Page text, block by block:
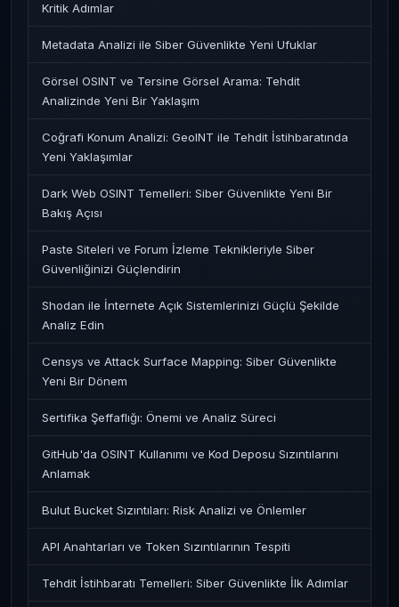
Kritik Adımlar
Metadata Analizi ile Siber Güvenlikte Yeni Ufuklar
Görsel OSINT ve Tersine Görsel Arama: Tehdit
Analizinde Yeni Bir Yaklaşım
Coğrafi Konum Analizi: GeoINT ile Tehdit İstihbaratında
Yeni Yaklaşımlar
Dark Web OSINT Temelleri: Siber Güvenlikte Yeni Bir
Bakış Açısı
Paste Siteleri ve Forum İzleme Teknikleriyle Siber
Güvenliğinizi Güçlendirin
Shodan ile İnternete Açık Sistemlerinizi Güçlü Şekilde
Analiz Edin
Censys ve Attack Surface Mapping: Siber Güvenlikte
Yeni Bir Dönem
Sertifika Şeffaflığı: Önemi ve Analiz Süreci
GitHub'da OSINT Kullanımı ve Kod Deposu Sızıntılarını
Anlamak
Bulut Bucket Sızıntıları: Risk Analizi ve Önlemler
API Anahtarları ve Token Sızıntılarının Tespiti
Tehdit İstihbaratı Temelleri: Siber Güvenlikte İlk Adımlar